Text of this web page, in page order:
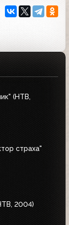
(НТВ,
страха"
2004)